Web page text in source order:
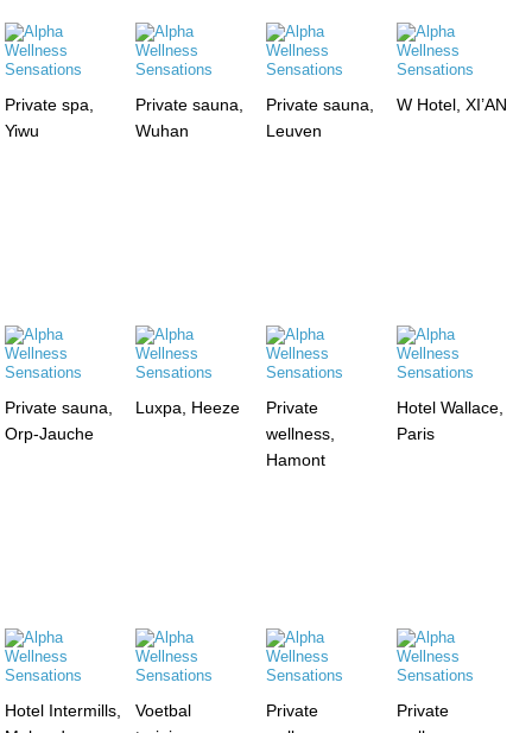
Private spa,
Yiwu
Private sauna,
Wuhan
Private sauna,
Leuven
W Hotel, XI’AN
Private sauna,
Orp-Jauche
Luxpa, Heeze
Private
wellness,
Hamont
Hotel Wallace,
Paris
Hotel Intermills,
Voetbal
Private
Private